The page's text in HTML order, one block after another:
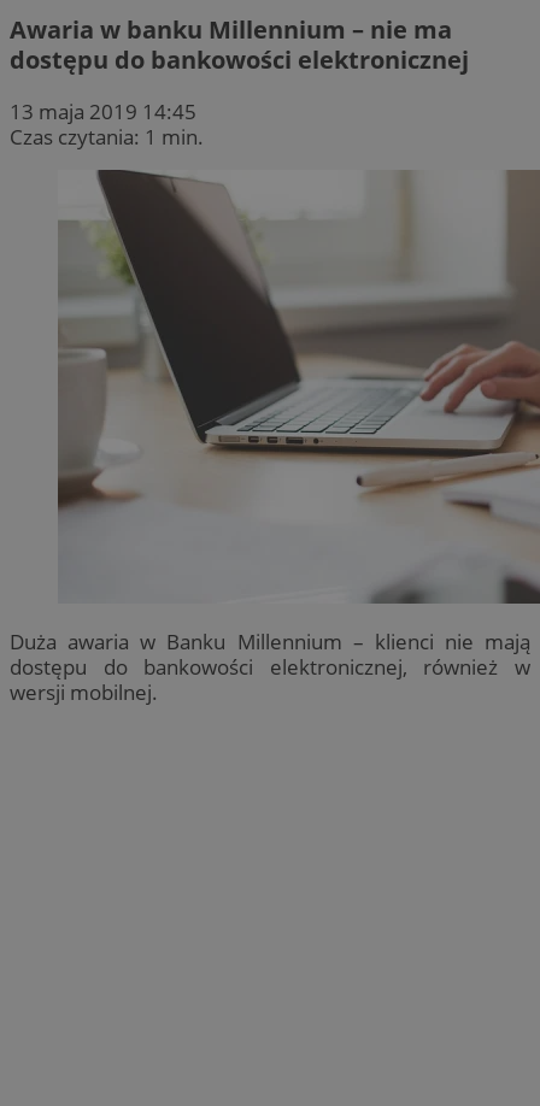
Awaria w banku Millennium – nie ma
dostępu do bankowości elektronicznej
13 maja 2019 14:45
Czas czytania: 1 min.
Duża awaria w Banku Millennium – klienci nie mają
dostępu do bankowości elektronicznej, również w
wersji mobilnej.